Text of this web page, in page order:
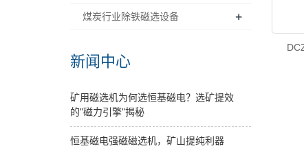
煤炭行业除铁磁选设备 +
新闻中心
矿用磁选机为何选恒基磁电？选矿提效
的"磁力引擎"揭秘
恒基磁电强磁磁选机，矿山提纯利器